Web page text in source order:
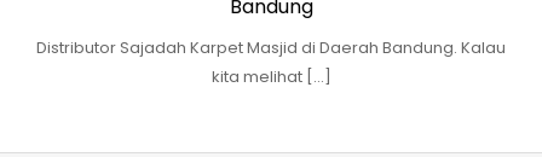
Bandung
Distributor Sajadah Karpet Masjid di Daerah Bandung. Kalau
kita melihat […]